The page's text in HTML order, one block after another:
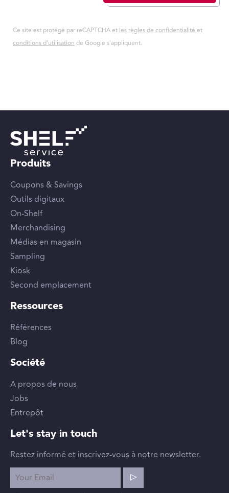
Ce site est protégé par reCAPTCHA et les règles de confidentialité et
conditions d'utilisation de Google s'appliquent.
Produits
Coupons & Savings
Outils digitaux
On-Shelf
Merchandising
Médias en magasin
Sampling
Kiosk
Second emplacement
Ressources
Références
Blog
Société
A propos de nous
Jobs
Entrepôt
Let's stay in touch
Restez informé et inscrivez-vous à notre newsletter.